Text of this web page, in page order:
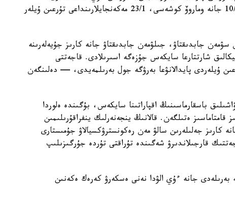
سونداي-اق ە-496 كوشەسىندەگى 10, 10/1, 10/3 جانە وماروۆ كوشەسى، 23/1 مەكەنجايلارىنداعى تۇرعىن ۇيلەر
سۋمەن جابدىقتاۋ، جىلۋمەن جابدىقتاۋ جانە كارىز جۇيەلەرىنە
شارتتارعا سايكەس جۇزەگە اسىرىلادى. قاجەتتى
ۇيلەردى پايدالانۋعا بەرۋگە جول بەرىلمەيدى، — دەلىنگەن
باسقارماسىنىڭ اقپاراتىنا سايكەس، بۇگىندە ەلوردا
ورتالىقتاندىرىلعان اۋىزسۋمەن 100 پايىز قامتاماسىز ەتىلگەن. قالانىڭ ينجەنەرلىك ينفراقۇرىلىمىن
كارىز جەلىلەرىن سالۋ مەن رەكونسترۋكسيالاۋ جۇمىستارى
قارجىلاندىرۋ شەگىندە تۇراقتى تۇردە جۇرگىزىلىپ
جانە ءۇي الۋدا نەنى ەسكەرۋ كەرەك ەكەنىن